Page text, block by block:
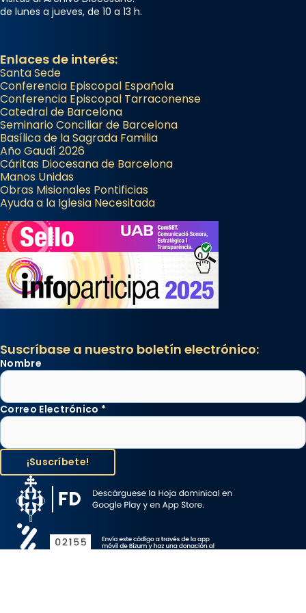
Foto
de lunes a jueves, de 10 a 13 h.
Enlaces de interés:
Santa Sede
Conferencia Episcopal Española
Conferencia Episcopal Tarraconense
Catedral de Barcelona
Seminario Conciliar de Barcelona
Basílica de la Sagrada Familia
Año Gaudí 2026
Cáritas Diocesana de Barcelona
Manos Unidas
Obras Misionales Pontificias
Ayuda a la Iglesia Necesitada
Suscríbase a nuestro boletín electrónico:
Nombre
Correo Electrónico *